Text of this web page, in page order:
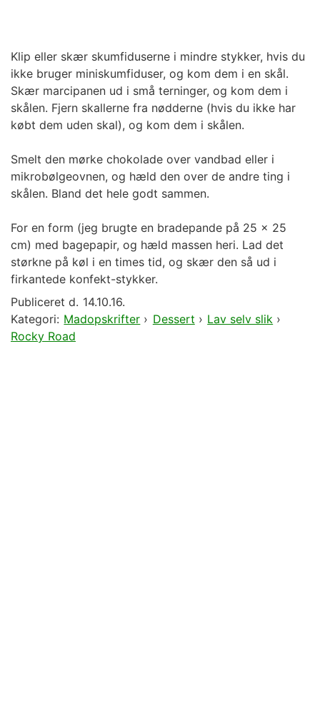
Klip eller skær skumfiduserne i mindre stykker, hvis du
ikke bruger miniskumfiduser, og kom dem i en skål.
Skær marcipanen ud i små terninger, og kom dem i
skålen. Fjern skallerne fra nødderne (hvis du ikke har
købt dem uden skal), og kom dem i skålen.
Smelt den mørke chokolade over vandbad eller i
mikrobølgeovnen, og hæld den over de andre ting i
skålen. Bland det hele godt sammen.
For en form (jeg brugte en bradepande på 25 x 25
cm) med bagepapir, og hæld massen heri. Lad det
størkne på køl i en times tid, og skær den så ud i
firkantede konfekt-stykker.
Publiceret d. 14.10.16.
Kategori: Madopskrifter › Dessert › Lav selv slik ›
Rocky Road